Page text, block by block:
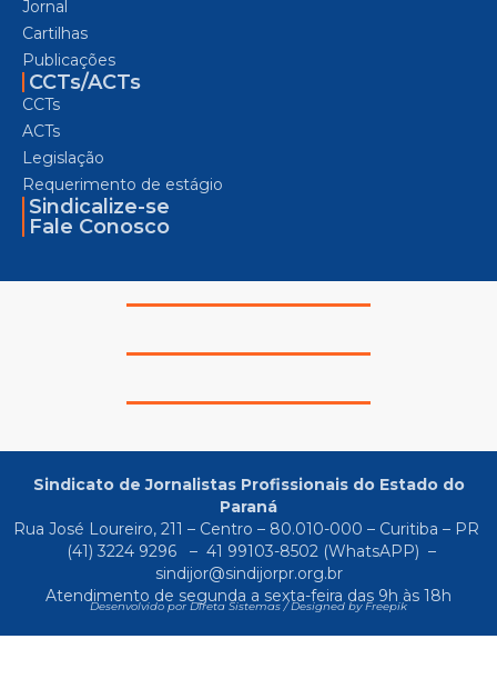
Jornal
Cartilhas
Publicações
CCTs/ACTs
CCTs
ACTs
Legislação
Requerimento de estágio
Sindicalize-se
Fale Conosco
Sindicato de Jornalistas Profissionais do Estado do
Paraná
Rua José Loureiro, 211 – Centro – 80.010-000 – Curitiba – PR
(41) 3224 9296
– 41 99103-8502(WhatsAPP) –
sindijor@sindijorpr.org.br
Atendimento de segunda a sexta-feira das 9h às 18h
Desenvolvido por Direta Sistemas /Designed by Freepik